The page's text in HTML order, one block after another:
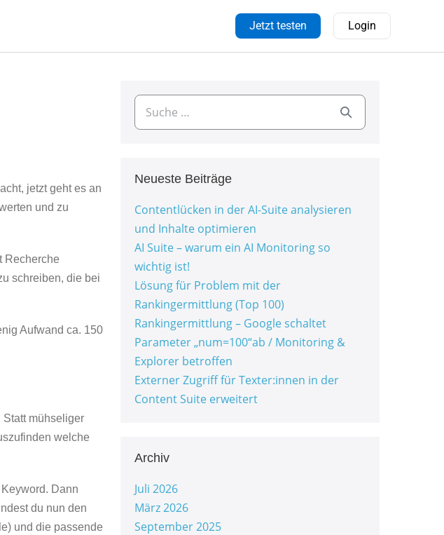
Jetzt testen Login
jetzt geht es an
und zu
Recherche
schreiben, die bei
Aufwand ca. 150
mühseliger
welche
Dann
du nun den
und die passende
Neueste Beiträge
Contentlücken in der AI-Suite analysieren
und Inhalte optimieren
AI Suite – warum ein AI Monitoring so
wichtig ist!
Lösung für Problem mit der
Rankingermittlung (Top 100)
Rankingermittlung – Google schaltet
Parameter „num=100“ab / Monitoring &
Explorer betroffen
Externer Zugriff für Texter:innen in der
Content Suite erweitert
Archiv
Juli 2026
März 2026
September 2025